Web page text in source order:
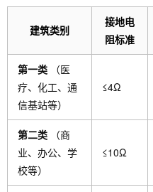
建筑类别
接地电
阻标准
第一类 （医
疗、化工、通
信基站等）
≤4Ω
第二类 （商
业、办公、学
校等）
≤10Ω